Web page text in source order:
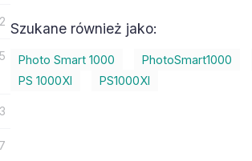
7
Szukane również jako:
Photo Smart 1000 PhotoSmart1000
PS 1000XI
PS1000XI